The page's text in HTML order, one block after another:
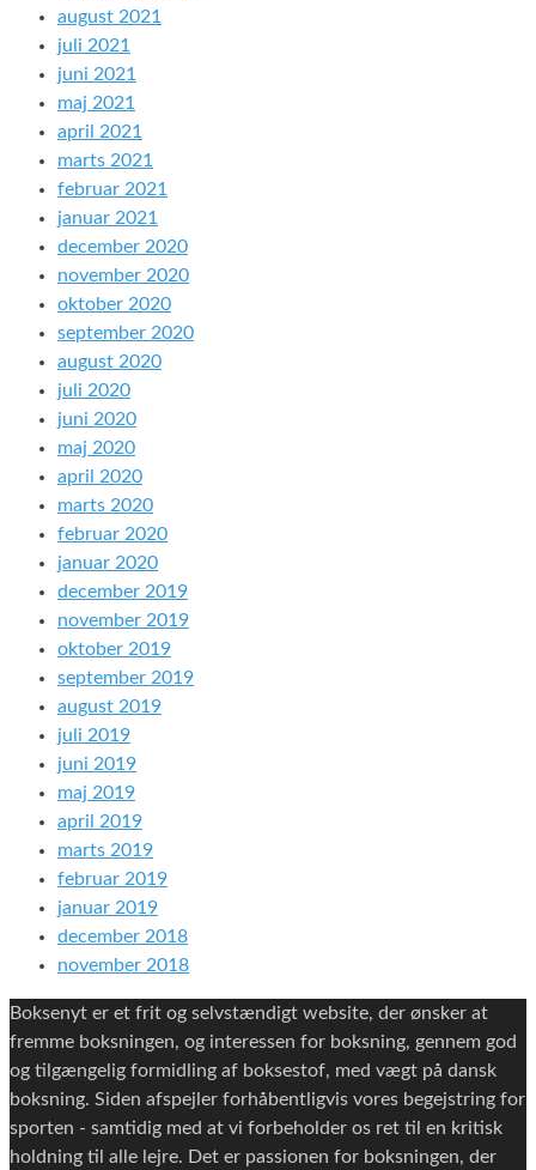
august 2021
juli 2021
juni 2021
maj 2021
april 2021
marts 2021
februar 2021
januar 2021
december 2020
november 2020
oktober 2020
september 2020
august 2020
juli 2020
juni 2020
maj 2020
april 2020
marts 2020
februar 2020
januar 2020
december 2019
november 2019
oktober 2019
september 2019
august 2019
juli 2019
juni 2019
maj 2019
april 2019
marts 2019
februar 2019
januar 2019
december 2018
november 2018
Boksenyt er et frit og selvstændigt website, der ønsker at
fremme boksningen, og interessen for boksning, gennem god
og tilgængelig formidling af boksestof, med vægt på dansk
boksning. Siden afspejler forhåbentligvis vores begejstring for
sporten - samtidig med at vi forbeholder os ret til en kritisk
holdning til alle lejre. Det er passionen for boksningen, der